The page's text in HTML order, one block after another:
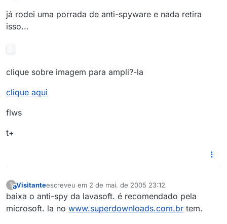
já rodei uma porrada de anti-spyware e nada retira
isso...
clique sobre imagem para ampli?-la
clique aqui
flws
t+
?This user is from outside of this forum
Visitanteescreveu em 2 de mai. de 2005 23:12
última edição por
baixa o anti-spy da lavasoft. é recomendado pela
microsoft. la no www.superdownloads.com.br tem.